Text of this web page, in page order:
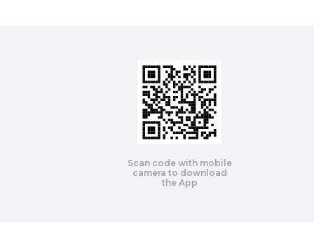
Scan code with mobile
camera to download
the App